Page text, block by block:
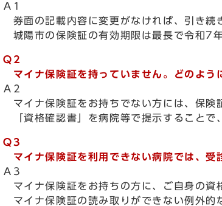
Ａ1
券面の記載内容に変更がなければ、引き続
城陽市の保険証の有効期限は最長で令和7
Ｑ2
マイナ保険証を持っていません。どのよう
Ａ2
マイナ保険証をお持ちでない方には、保険
「資格確認書」を病院等で提示することで
Ｑ3
マイナ保険証を利用できない病院では、受
Ａ3
マイナ保険証をお持ちの方に、ご自身の資
マイナ保険証の読み取りができない例外的